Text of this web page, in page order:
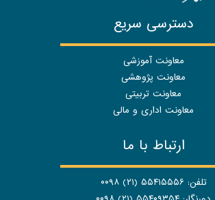
دسترسی سریع
معاونت آموزشی
معاونت پژوهشی
معاونت تربیتی
معاونت اداری و مالی
ارتباط با ما
تلفن: ۵۵۴۱۵۵۵۶ (۲۱) ۰۰۹۸